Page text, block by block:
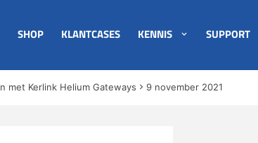
SHOP KLANTCASES KENNIS SUPPORT
met Kerlink Helium Gateways 9 november 2021